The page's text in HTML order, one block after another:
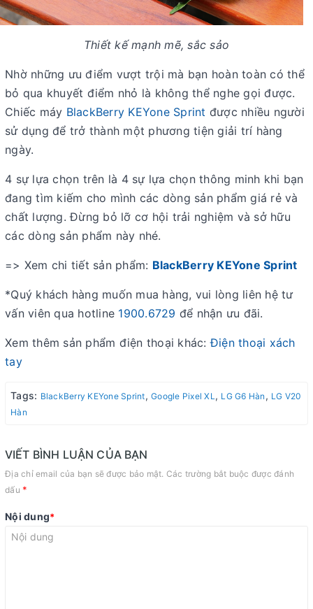
Thiết kế mạnh mẽ, sắc sảo
Nhờ những ưu điểm vượt trội mà bạn hoàn toàn có thể
bỏ qua khuyết điểm nhỏ là không thể nghe gọi được.
Chiếc máy BlackBerry KEYone Sprint được nhiều người
sử dụng để trở thành một phương tiện giải trí hàng
ngày.
4 sự lựa chọn trên là 4 sự lựa chọn thông minh khi bạn
đang tìm kiếm cho mình các dòng sản phẩm giá rẻ và
chất lượng. Đừng bỏ lỡ cơ hội trải nghiệm và sở hữu
các dòng sản phẩm này nhé.
=> Xem chi tiết sản phẩm: BlackBerry KEYone Sprint
*Quý khách hàng muốn mua hàng, vui lòng liên hệ tư
vấn viên qua hotline 1900.6729 để nhận ưu đãi.
Xem thêm sản phẩm điện thoại khác:Điện thoại xách
tay
Tags: BlackBerry KEYone Sprint, Google Pixel XL, LG G6 Hàn , LG V20
Hàn
VIẾT BÌNH LUẬN CỦA BẠN
Địa chỉ email của bạn sẽ được bảo mật. Các trường bắt buộc được đánh
dấu *
Nội dung*